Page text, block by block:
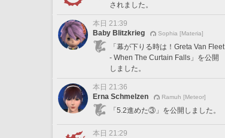
されました。
本日 21:39
Baby Blitzkrieg
Sophia [Materia]
「幕が下りる時は！Greta Van Fleet
- When The Curtain Falls」を公開
しました。
本日 21:36
Erna Schmelzen
Ramuh [Meteor]
「5.2進めた③」を公開しました。
本日 21:29